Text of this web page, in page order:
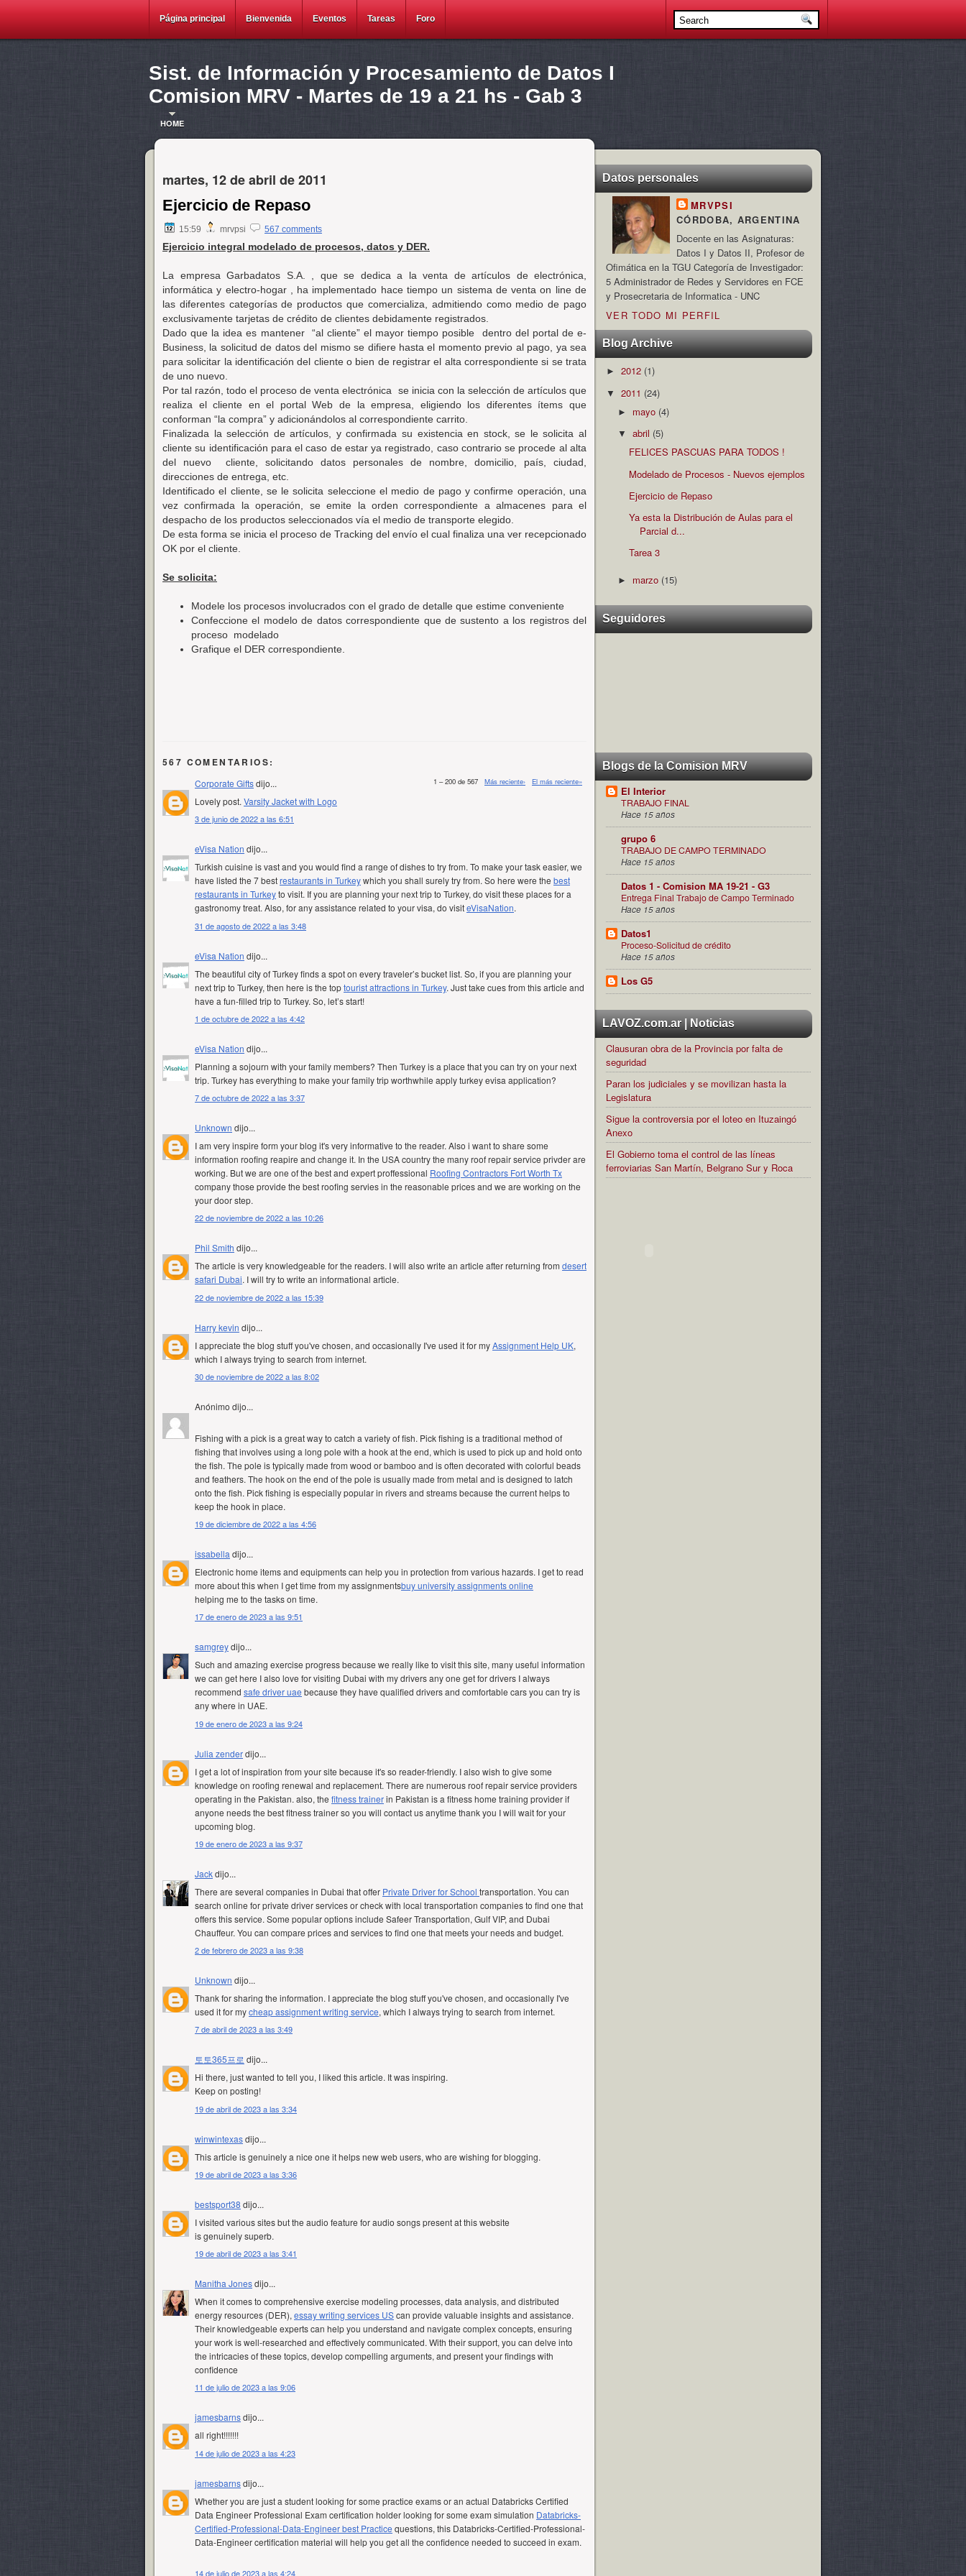
Página principal Bienvenida Eventos Tareas Foro
Sist. de Información y Procesamiento de Datos I
Comision MRV - Martes de 19 a 21 hs - Gab 3
HOME
martes, 12 de abril de 2011
Ejercicio de Repaso
15:59 mrvpsi 567 comments
Ejercicio integral modelado de procesos, datos y DER.
La empresa Garbadatos S.A. , que se dedica a la venta de artículos de electrónica,
informática y electro-hogar , ha implementado hace tiempo un sistema de venta on line de
las diferentes categorías de productos que comercializa, admitiendo como medio de pago
exclusivamente tarjetas de crédito de clientes debidamente registrados.
Dado que la idea es mantener
“al cliente” el mayor tiempo posible
dentro del portal de e-
Business, la solicitud de datos del mismo se difiere hasta el momento previo al pago, ya sea
para solicitar la identificación del cliente o bien de registrar el alta correspondiente si se trata
de uno nuevo.
Por tal razón, todo el proceso de venta electrónica
se inicia con la selección de artículos que
realiza el cliente en el portal Web de la empresa, eligiendo los diferentes ítems que
conforman “la compra” y adicionándolos al correspondiente carrito.
Finalizada la selección de artículos, y confirmada su existencia en stock, se le solicita al
cliente su identificación para el caso de estar ya registrado, caso contrario se procede al alta
del nuevo
cliente, solicitando datos personales de nombre, domicilio, país, ciudad,
direcciones de entrega, etc.
Identificado el cliente, se le solicita seleccione el medio de pago y confirme operación, una
vez confirmada la operación, se emite la orden correspondiente a almacenes para el
despacho de los productos seleccionados vía el medio de transporte elegido.
De esta forma se inicia el proceso de Tracking del envío el cual finaliza una ver recepcionado
OK por el cliente.
Se solicita:
Modele los procesos involucrados con el grado de detalle que estime conveniente
Confeccione el modelo de datos correspondiente que de sustento a los registros del
proceso modelado
Grafique el DER correspondiente.
567 COMENTARIOS:
1 – 200 de 567 Más reciente› El más reciente»
Corporate Giftsdijo...
Lovely post. Varsity Jacket with Logo
3 de junio de 2022 a las 6:51
eVisa Nation dijo...
Turkish cuisine is vast and you would find a range of dishes to try from. To make your task easier, we
have listed the 7 bestrestaurants in Turkeywhich you shall surely try from. So here were the best
restaurants in Turkeyto visit. If you are planning your next trip to Turkey, do visit these places for a
gastronomy treat. Also, for any assistance related to your visa, do visiteVisaNation.
31 de agosto de 2022 a las 3:48
eVisa Nation dijo...
The beautiful city of Turkey finds a spot on every traveler’s bucket list. So, if you are planning your
next trip to Turkey, then here is the toptourist attractions in Turkey. Just take cues from this article and
have a fun-filled trip to Turkey. So, let’s start!
1 de octubre de 2022 a las 4:42
eVisa Nation dijo...
Planning a sojourn with your family members? Then Turkey is a place that you can try on your next
trip. Turkey has everything to make your family trip worthwhile apply turkey evisa application?
7 de octubre de 2022 a las 3:37
Unknown dijo...
I am very inspire form your blog it's very informative to the reader. Also i want to share some
information roofing reapire and change it. In the USA country the many roof repair service privder are
working. But we are one of the best and expert proffessional Roofing Contractors Fort Worth Tx
company those provide the best roofing servies in the reasonable prices and we are working on the
your door step.
22 de noviembre de 2022 a las 10:26
Phil Smith dijo...
The article is very knowledgeable for the readers. I will also write an article after returning from desert
safari Dubai. I will try to write an informational article.
22 de noviembre de 2022 a las 15:39
Harry kevin dijo...
I appreciate the blog stuff you've chosen, and occasionally I've used it for myAssignment Help UK,
which I always trying to search from internet.
30 de noviembre de 2022 a las 8:02
Anónimo dijo...
Fishing with a pickis a great way to catch a variety of fish. Pick fishing is a traditional method of
fishing that involves using a long pole with a hook at the end, which is used to pick up and hold onto
the fish. The pole is typically made from wood or bamboo and is often decorated with colorful beads
and feathers. The hook on the end of the pole is usually made from metal and is designed to latch
onto the fish. Pick fishing is especially popular in rivers and streams because the current helps to
keep the hook in place.
19 de diciembre de 2022 a las 4:56
issabella dijo...
Electronic home items and equipments can help you in protection from various hazards. I get to read
more about this when I get time from my assignmentsbuy university assignments online
helping me to the tasks on time.
17 de enero de 2023 a las 9:51
samgreydijo...
Such and amazing exercise progress because we really like to visit this site, many useful information
we can get here I also love for visiting Dubai with my drivers any one get for drivers I always
recommend safe driver uae because they have qualified drivers and comfortable cars you can try is
any where in UAE.
19 de enero de 2023 a las 9:24
Julia zenderdijo...
I get a lot of inspiration from your site because it's so reader-friendly. I also wish to give some
knowledge on roofing renewal and replacement. There are numerous roof repair service providers
operating in the Pakistan. also, the fitness trainerin Pakistan is a fitness home training provider if
anyone needs the best fitness trainer so you will contact us anytime thank you I will wait for your
upcoming blog.
19 de enero de 2023 a las 9:37
Jackdijo...
There are several companies in Dubai that offer Private Driver for School transportation. You can
search online for private driver services or check with local transportation companies to find one that
offers this service. Some popular options include Safeer Transportation, Gulf VIP, and Dubai
Chauffeur. You can compare prices and services to find one that meets your needs and budget.
2 de febrero de 2023 a las 9:38
Unknown dijo...
Thank for sharing the information. I appreciate the blog stuff you've chosen, and occasionally I've
used it for mycheap assignment writing service, which I always trying to search from internet.
7 de abril de 2023 a las 3:49
토토365프로 dijo...
Hi there, just wanted to tell you, I liked this article. It was inspiring.
Keep on posting!
19 de abril de 2023 a las 3:34
winwintexasdijo...
This article is genuinely a nice one it helps new web users, who are wishing for blogging.
19 de abril de 2023 a las 3:36
bestsport38 dijo...
I visited various sites but the audio feature for audio songs present at this website
is genuinely superb.
19 de abril de 2023 a las 3:41
Manitha Jonesdijo...
When it comes to comprehensive exercise modeling processes, data analysis, and distributed
energy resources (DER), essay writing services UScan provide valuable insights and assistance.
Their knowledgeable experts can help you understand and navigate complex concepts, ensuring
your work is well-researched and effectively communicated. With their support, you can delve into
the intricacies of these topics, develop compelling arguments, and present your findings with
confidence
11 de julio de 2023 a las 9:06
jamesbarnsdijo...
all right!!!!!!!
14 de julio de 2023 a las 4:23
jamesbarnsdijo...
Whether you are just a student looking for some practice exams or an actual Databricks Certified
Data Engineer Professional Exam certification holder looking for some exam simulation Databricks-
Certified-Professional-Data-Engineer best Practice questions, this Databricks-Certified-Professional-
Data-Engineer certification material will help you get all the confidence needed to succeed in exam.
14 de julio de 2023 a las 4:24
Datos personales
MRVPSI
CÓRDOBA, ARGENTINA
Docente en las Asignaturas:
Datos I y Datos II, Profesor de
Ofimática en la TGU Categoría de Investigador:
5 Administrador de Redes y Servidores en FCE
y Prosecretaria de Informatica - UNC
VER TODO MI PERFIL
Blog Archive
► 2012 (1)
▼ 2011 (24)
► mayo (4)
▼ abril (5)
FELICES PASCUAS PARA TODOS !
Modelado de Procesos - Nuevos ejemplos
Ejercicio de Repaso
Ya esta la Distribución de Aulas para el
Parcial d...
Tarea 3
► marzo (15)
Seguidores
Blogs de la Comision MRV
El Interior
TRABAJO FINAL
Hace 15 años
grupo 6
TRABAJO DE CAMPO TERMINADO
Hace 15 años
Datos 1 - Comision MA 19-21 - G3
Entrega Final Trabajo de Campo Terminado
Hace 15 años
Datos1
Proceso-Solicitud de crédito
Hace 15 años
Los G5
LAVOZ.com.ar | Noticias
Clausuran obra de la Provincia por falta de
seguridad
Paran los judiciales y se movilizan hasta la
Legislatura
Sigue la controversia por el loteo en Ituzaingó
Anexo
El Gobierno toma el control de las líneas
ferroviarias San Martín, Belgrano Sur y Roca